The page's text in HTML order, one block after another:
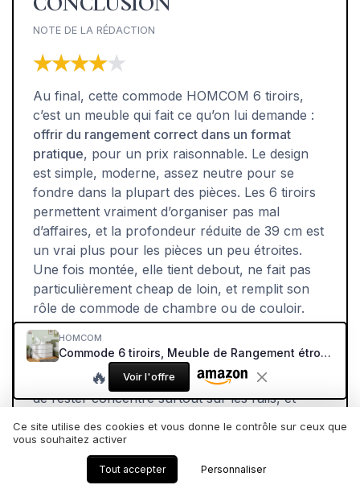
NOTE DE LA RÉDACTION
★★★★★
★★★★★
Au final, cette commode HOMCOM 6 tiroirs,
c’est un meuble qui fait ce qu’on lui demande :
offrir du rangement correct dans un format
pratique, pour un prix raisonnable. Le design
est simple, moderne, assez neutre pour se
fondre dans la plupart des pièces. Les 6 tiroirs
permettent vraiment d’organiser pas mal
d’affaires, et la profondeur réduite de 39 cm est
un vrai plus pour les pièces un peu étroites.
Une fois montée, elle tient debout, ne fait pas
particulièrement cheap de loin, et remplit son
rôle de commode de chambre ou de couloir.
Par contre, il faut accepter les limites :
matériaux classiques en MDF, finitions parfois
un peu approximatives, montage qui demande
de rester concentré surtout sur les rails, et
ou d’emballage pas parfait selon les lots. Ce
n’est pas un meuble qu’on achète pour la vie,
mais plutôt pour quelques années d’usage
HOMCOM
Commode 6 tiroirs, Meuble de Rangement étroit sans poignées, chiffonnier, Style Moderne, Commode pour Chambre à Coucher, Salon, Couloir, 120 x 39 x 75 cm, Blanc 39P x 120l x 75H cm (6 Tiroirs) Blanc
🔥 Voir l'offre
Ce site utilise des cookies et vous donne le contrôle sur ceux que
vous souhaitez activer
Tout accepter Personnaliser